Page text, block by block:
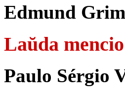
Edmund
Laŭda mencio
Paulo Sérgio